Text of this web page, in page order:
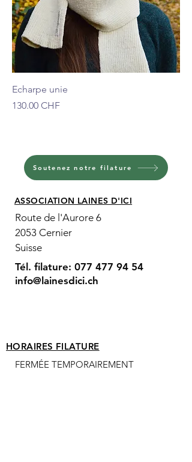
Echarpe unie
Prix
130.00 CHF
Soutenez notre filature
ASSOCIATION LAINES D'ICI
Route de l'Aurore 6
2053 Cernier
Suisse
Tél. filature: 077 477 94 54
info@lainesdici.ch
HORAIRES FILATURE
FERMÉE TEMPORAIREMENT